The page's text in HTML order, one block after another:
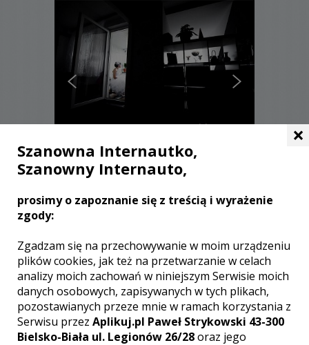
Patryk - Katowice
3500 zł/ sesja
Patryk profesjonalny Fotograf Ślubny
pracujący w kraju jak i po za jego
granicami. Pracuje na ślubach
kameralnych jak i najbardziej
medialnych. Jego fotografie cechuje
naturalność i zachowanie emocji dnia
ślubu. Zapraszam do przejrzenia
×
Szanowna Internautko,
Szanowny Internauto,
prosimy o zapoznanie się z treścią i wyrażenie
zgody:
Zgadzam się na przechowywanie w moim urządzeniu
plików cookies, jak też na przetwarzanie w celach
analizy moich zachowań w niniejszym Serwisie moich
danych osobowych, zapisywanych w tych plikach,
pozostawianych przeze mnie w ramach korzystania z
Serwisu przez Aplikuj.pl Paweł Strykowski 43-300
Bielsko-Biała ul. Legionów 26/28oraz jego